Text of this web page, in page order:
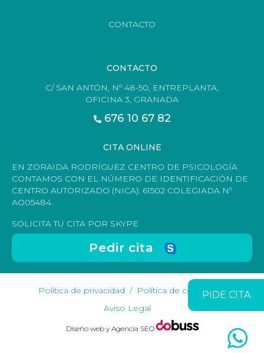
PIDE CITA
CONTACTO
CONTACTO
C/ SAN ANTÓN, Nº 48-50, ENTREPLANTA,
OFICINA 3, GRANADA
676 10 67 82
CITA ONLINE
EN ZORAIDA RODRÍGUEZ CENTRO DE PSICOLOGÍA
CONTAMOS CON EL NÚMERO DE IDENTIFICACIÓN DE
CENTRO AUTORIZADO (NICA): 61502 COLEGIADA Nº
AO05484.
SOLICITA TU CITA POR SKYPE
Pedir cita
Política de privacidad
Política de cookies
Aviso Legal
Diseño web y Agencia SEO